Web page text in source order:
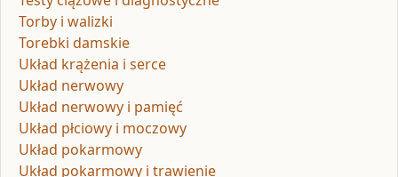
Torby i walizki
Torebki damskie
Układ krążenia i serce
Układ nerwowy
Układ nerwowy i pamięć
Układ płciowy i moczowy
Układ pokarmowy
Układ pokarmowy i trawienie